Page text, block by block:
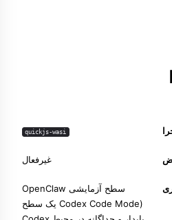
quickjs-wasi
غیرفعال
سطح آزمایشی OpenClaw
(Codex Code Mode یک سطح